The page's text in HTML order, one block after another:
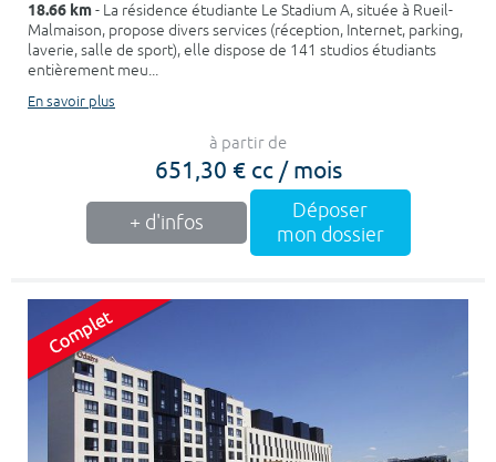
18.66 km- La résidence étudiante Le Stadium A, située à Rueil-
Malmaison, propose divers services (réception, Internet, parking,
laverie, salle de sport), elle dispose de 141 studios étudiants
entièrement meu...
En savoir plus
à partir de
651,30 € cc / mois
+ d'infos
Déposer
mon dossier